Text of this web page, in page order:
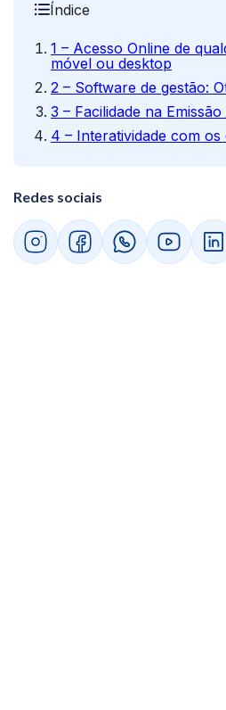
Índice
1 – Acesso Online de
móvel ou desktop
2 – Software de gestão:
3 – Facilidade na
4 – Interatividade com os
Redes sociais